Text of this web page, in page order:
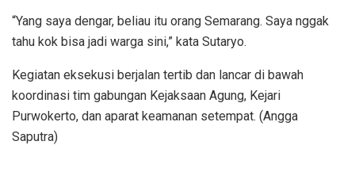
“Yang saya dengar, beliau itu orang Semarang. Saya nggak
tahu kok bisa jadi warga sini,” kata Sutaryo.
Kegiatan eksekusi berjalan tertib dan lancar di bawah
koordinasi tim gabungan Kejaksaan Agung, Kejari
Purwokerto, dan aparat keamanan setempat. (Angga
Saputra)